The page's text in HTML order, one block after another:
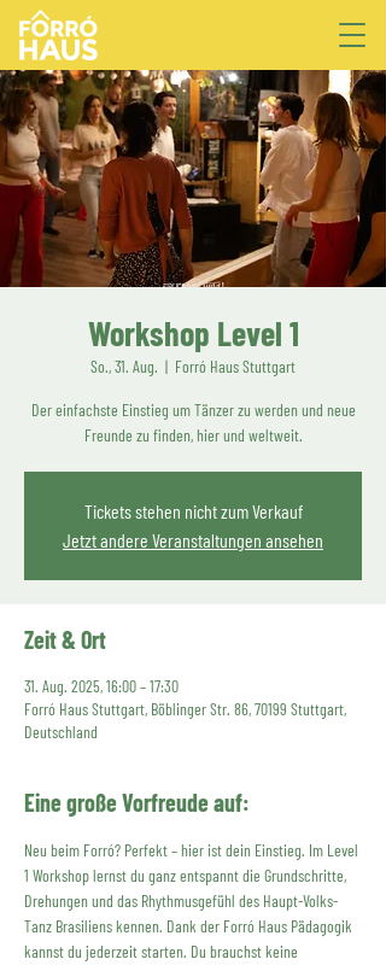
Workshop Level 1
So., 31. Aug.
  |
Forró Haus Stuttgart
Der einfachste Einstieg um Tänzer zu werden und neue
Freunde zu finden, hier und weltweit.
Tickets stehen nicht zum Verkauf
Jetzt andere Veranstaltungen ansehen
Zeit & Ort
31. Aug. 2025, 16:00 – 17:30
Forró Haus Stuttgart, Böblinger Str. 86, 70199 Stuttgart,
Deutschland
Eine große Vorfreude auf:
Neu beim Forró? Perfekt – hier ist dein Einstieg. Im Level
1 Workshop lernst du ganz entspannt die Grundschritte,
Drehungen und das Rhythmusgefühl des Haupt-Volks-
Tanz Brasiliens kennen. Dank der Forró Haus Pädagogik
kannst du jederzeit starten. Du brauchst keine